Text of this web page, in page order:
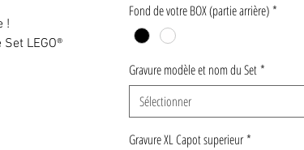
!
LEGO®
Fond de votre BOX (partie arrière)*
Gravure modèle et nom du Set*
Sélectionner
Gravure XL Capot superieur*